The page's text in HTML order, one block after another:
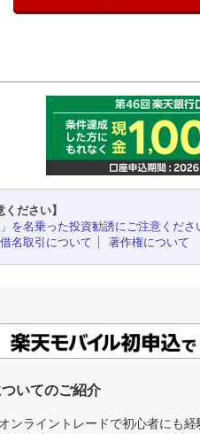
ください】
」を名乗った投資勧誘にご注意くださ
名取引について
著作権について
いてのご紹介
ンライントレードで初心者にも